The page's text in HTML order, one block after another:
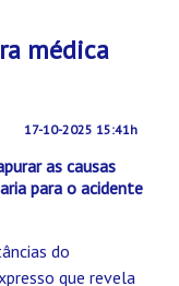
médica
17-10-2025 15:41h
as causas
para o acidente
do
que revela